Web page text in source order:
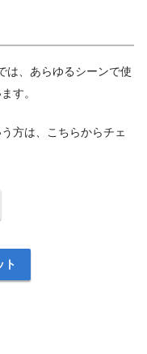
、あらゆるシーンで使
す。
方は、こちらからチェ
ト